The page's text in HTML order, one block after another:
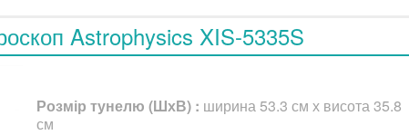
Astrophysics XIS-5335S
Розмір тунелю (ШхВ) : ширина 53.3 см х висота 35.8
см